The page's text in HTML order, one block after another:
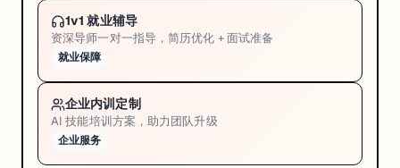
1v1 就业辅导
资深导师一对一指导，简历优化 + 面试准备
就业保障
企业内训定制
AI 技能培训方案，助力团队升级
企业服务